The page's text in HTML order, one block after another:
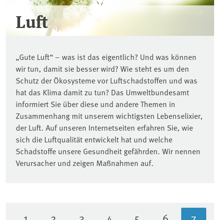
Luft
„Gute Luft“ – was ist das eigentlich? Und was können
wir tun, damit sie besser wird? Wie steht es um den
Schutz der Ökosysteme vor Luftschadstoffen und was
hat das Klima damit zu tun? Das Umweltbundesamt
informiert Sie über diese und andere Themen in
Zusammenhang mit unserem wichtigsten Lebenselixier,
der Luft. Auf unseren Internetseiten erfahren Sie, wie
sich die Luftqualität entwickelt hat und welche
Schadstoffe unsere Gesundheit gefährden. Wir nennen
Verursacher und zeigen Maßnahmen auf.